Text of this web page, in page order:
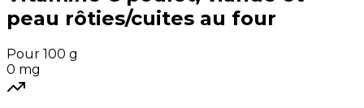
peau rôties/cuites au four
Pour 100 g
0 mg